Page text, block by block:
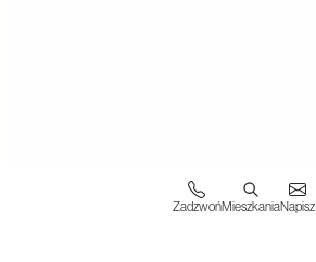
ZadzwońMieszkaniaNapisz